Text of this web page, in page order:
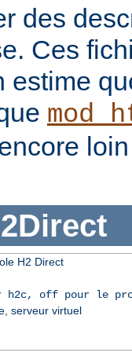
des
Ces
estime
H2 Direct
h2c, off pour le
serveur virtuel